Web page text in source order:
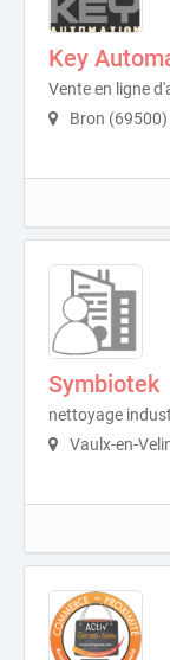
Key
Vente en ligne
Bron (69500)
Symbiotek
nettoyage
Vaulx-en-